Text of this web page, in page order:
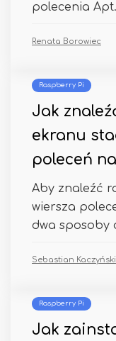
polecenia
Renata Borowiec
Raspberry Pi
Jak
ekranu
poleceń
Aby znaleźć
wiersza
dwa sposoby
Sebastian Kaczyński
Raspberry Pi
Jak